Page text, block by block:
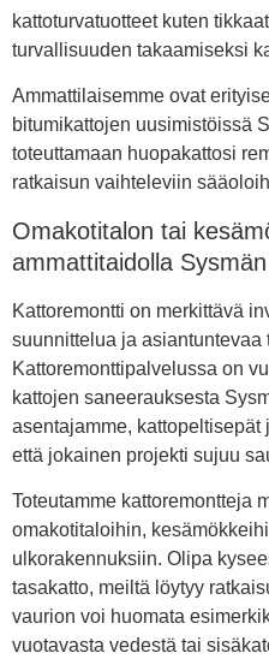
kattoturvatuotteet kuten
turvallisuuden takaamiseksi
Ammattilaisemme ovat
bitumikattojen uusimistöissä
toteuttamaan huopakattosi
ratkaisun vaihteleviin
Omakotitalon tai
ammattitaidolla
Kattoremontti on merkittävä
suunnittelua ja asiantuntevaa
Kattoremonttipalvelussa on
kattojen saneerauksesta
asentajamme, kattopeltisepät
että jokainen projekti sujuu
Toteutamme kattoremontteja
omakotitaloihin,
ulkorakennuksiin. Olipa
tasakatto, meiltä löytyy
vaurion voi huomata
vuotavasta vedestä tai